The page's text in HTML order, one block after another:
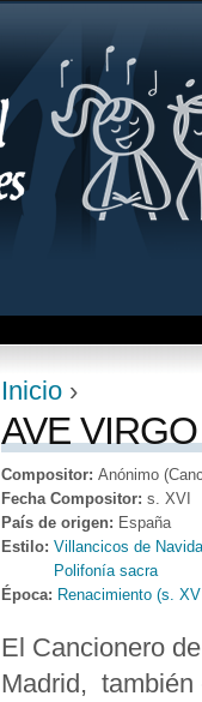
Se encuentra
Inicio ›
AVE
Compositor: Anónimo
Fecha Compositor: s. XVI
País de origen: España
Estilo: Villancicos de
Polifonía sacra
Época: Renacimiento (s.
El Cancionero
Madrid, también